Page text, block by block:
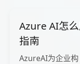
Azure AI怎
指南
AzureAI为企业构